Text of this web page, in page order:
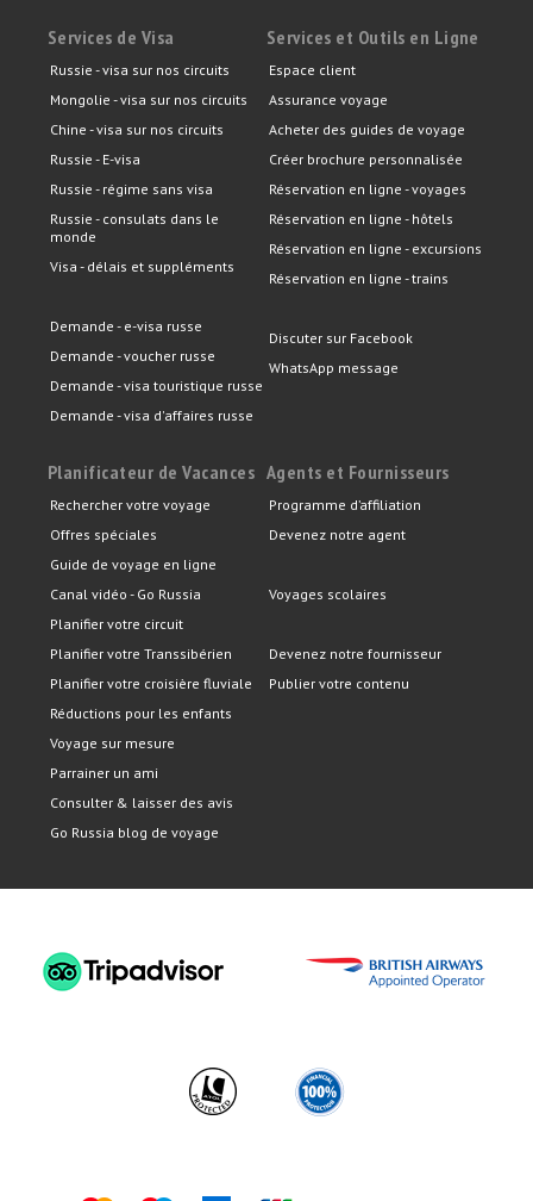
Services de Visa
Russie - visa sur nos circuits
Mongolie - visa sur nos circuits
Chine - visa sur nos circuits
Russie - E-visa
Russie - régime sans visa
Russie - consulats dans le
monde
Visa - délais et suppléments
Demande - e-visa russe
Demande - voucher russe
Demande - visa touristique russe
Demande - visa d'affaires russe
Services et Outils en Ligne
Espace client
Assurance voyage
Acheter des guides de voyage
Créer brochure personnalisée
Réservation en ligne - voyages
Réservation en ligne - hôtels
Réservation en ligne - excursions
Réservation en ligne - trains
Discuter sur Facebook
WhatsApp message
Planificateur de Vacances
Rechercher votre voyage
Offres spéciales
Guide de voyage en ligne
Canal vidéo - Go Russia
Planifier votre circuit
Planifier votre Transsibérien
Planifier votre croisière fluviale
Réductions pour les enfants
Voyage sur mesure
Parrainer un ami
Consulter & laisser des avis
Go Russia blog de voyage
Agents et Fournisseurs
Programme d’affiliation
Devenez notre agent
Voyages scolaires
Devenez notre fournisseur
Publier votre contenu